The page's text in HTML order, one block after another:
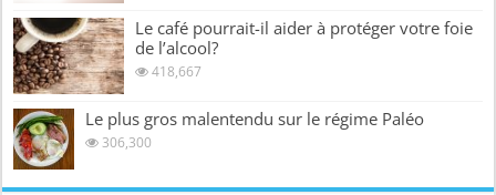
Le café pourrait-il aider à protéger votre foie
de l’alcool?
418,667
Le plus gros malentendu sur le régime Paléo
306,300